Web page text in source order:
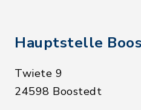
Hauptstelle
Twiete 9
24598 Boostedt